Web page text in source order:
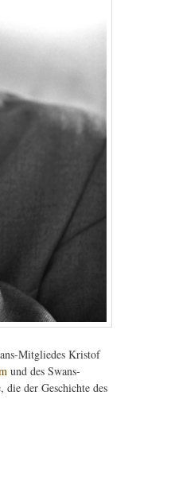
Mitgliedes Kristof
und des Swans-
der Geschichte des